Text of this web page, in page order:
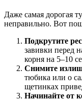
Даже самая дорогая
неправильно. Вот
Подкрутите
завивки перед
корня на 5–10
Снимите
тюбика или о
щетинках
Начинайте от